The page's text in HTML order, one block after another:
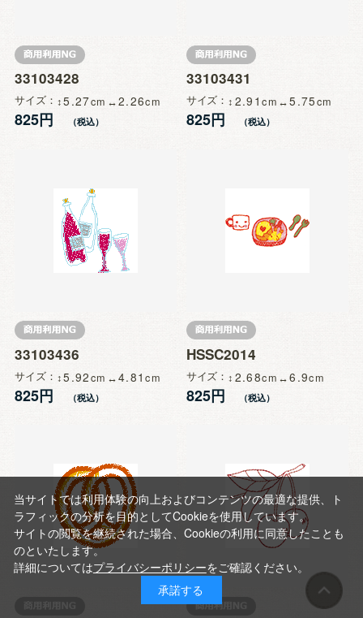
33103428
サイズ 5.27 2.26
825円
33103431
サイズ 2.91 5.75
825円
33103436
サイズ 5.92 4.81
825円
HSSC2014
サイズ 2.68 6.9
825円
当サイトでは利用体験の向上およびコンテンツの最適な提供、ト
ラフィックの分析を目的としてCookieを使用しています。
サイトの閲覧を継続された場合、Cookieの利用に同意したことも
のといたします。
詳細についてはプライバシーポリシーをご確認ください。
承諾する